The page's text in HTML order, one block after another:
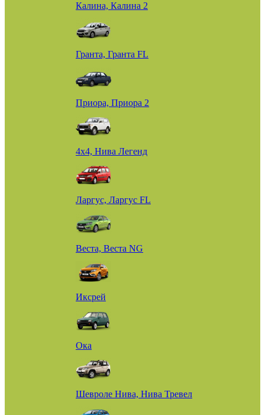
Калина, Калина 2
Гранта, Гранта FL
Приора, Приора 2
4х4, Нива Легенд
Ларгус, Ларгус FL
Веста, Веста NG
Иксрей
Ока
Шевроле Нива, Нива Тревел